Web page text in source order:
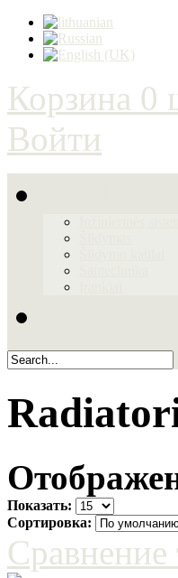
Корзина 0
Войти
Показать:
Сортировка:
Сравнение